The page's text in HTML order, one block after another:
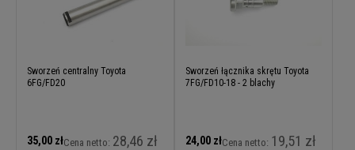
Sworzeń centralny Toyota
6FG/FD20
35,00 złCena netto: 28,46 zł
Sworzeń łącznika skrętu Toyota
7FG/FD10-18 - 2 blachy
24,00 złCena netto: 19,51 zł